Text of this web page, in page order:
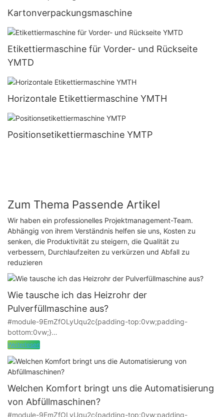
Kartonverpackungsmaschine
Etikettiermaschine für Vorder- und Rückseite
YMTD
Horizontale Etikettiermaschine YMTH
Positionsetikettiermaschine YMTP
Zum Thema Passende Artikel
Wir haben ein professionelles Projektmanagement-Team.
Abhängig von ihrem Verständnis helfen sie uns, Kosten zu
senken, die Produktivität zu steigern, die Qualität zu
verbessern, Durchlaufzeiten zu verkürzen und Abfall zu
reduzieren
Wie tausche ich das Heizrohr der
Pulverfüllmaschine aus?
#module-9EmZfOLyUqu2c{padding-top:0vw;padding-
bottom:0vw;}
Pulverfüllmaschinen werden hauptsächlich zum quantitativen
Materialien in der chemischen Industrie, in der Lebensmittel-,
Agrar- und Nebenerzeugnisse sowie in anderen
Fertigungsindustrien eingesetzt. wie zum Beispiel: Milchpulver,
Stärke, Arzneimittel, Tierarzneimittel, Vormischungen,
Zusatzstoffe, Gewürze, Materialien, Futtermittel,
Weiterlesen
Welchen Komfort bringt uns die Automatisierung
von Abfüllmaschinen?
#module-9EmZfOLyUqu2c{padding-top:0vw;padding-